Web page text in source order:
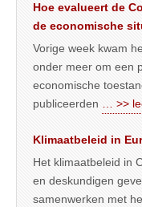
Hoe evalueert de
de economische
Vorige week kwam
onder meer om een
economische
publiceerden … >>
Klimaatbeleid in
Het klimaatbeleid in
en deskundigen
samenwerken met